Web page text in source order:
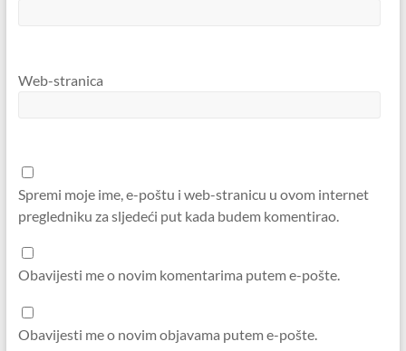
Web-stranica
Spremi moje ime, e-poštu i web-stranicu u ovom internet
pregledniku za sljedeći put kada budem komentirao.
Obavijesti me o novim komentarima putem e-pošte.
Obavijesti me o novim objavama putem e-pošte.